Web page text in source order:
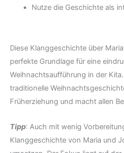
Nutze die Geschichte als
Diese Klanggeschichte über
perfekte Grundlage für eine
Weihnachtsaufführung in der
traditionelle
Früherziehung und macht allen
Tipp: Auch mit wenig
Klanggeschichte von Maria und